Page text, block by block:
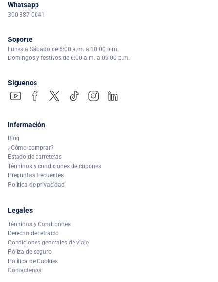
Whatsapp
300 387 0041
Soporte
Lunes a Sábado de 6:00 a.m. a 10:00 p.m.
Domingos y festivos de 6:00 a.m. a 09:00 p.m.
Síguenos
Información
Blog
¿Cómo comprar?
Estado de carreteras
Términos y condiciones de cupones
Preguntas frecuentes
Política de privacidad
Legales
Términos y Condiciones
Derecho de retracto
Condiciones generales de viaje
Póliza de seguro
Política de Cookies
Contactenos